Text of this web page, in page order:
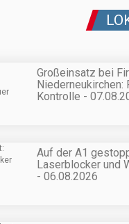
Großeinsatz bei
Niederneukirchen:
Kontrolle -
Auf der A1
Laserblocker und
- 06.08.2026